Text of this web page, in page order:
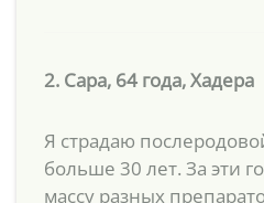
2. Сара, 64 года, Хадера
Я страдаю
больше 30 лет. За эти
массу разных